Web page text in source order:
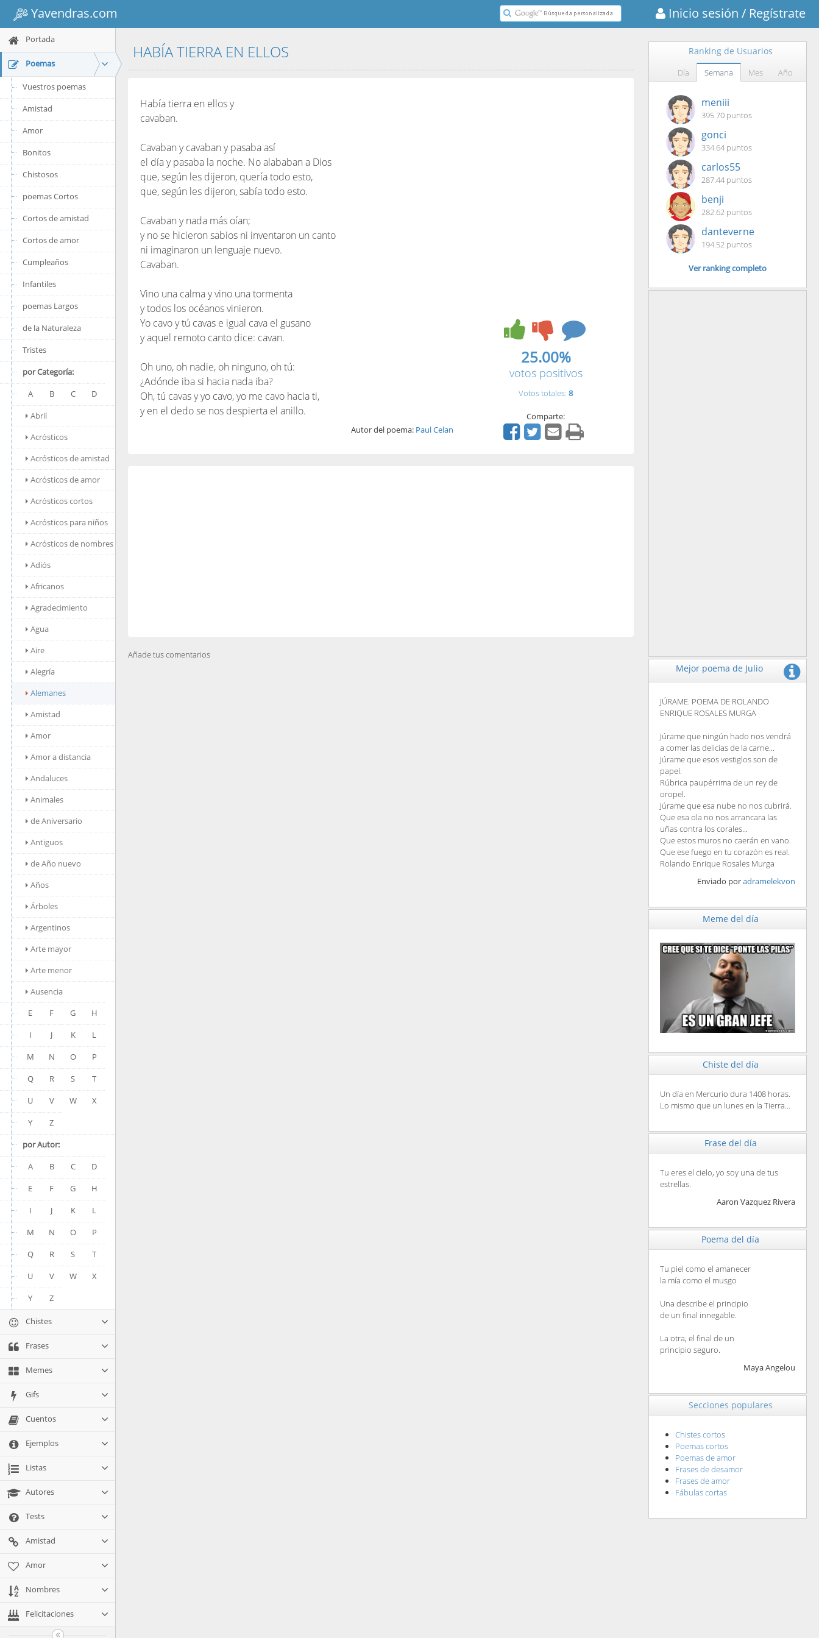
Yavendras.com Inicio sesión / Regístrate
Portada
Poemas
Vuestros poemas
Amistad
Amor
Bonitos
Chistosos
poemas Cortos
Cortos de amistad
Cortos de amor
Cumpleaños
Infantiles
poemas Largos
de la Naturaleza
Tristes
por Categoría:
A
B C
D
Abril
Acrósticos
Acrósticos de amistad
Acrósticos de amor
Acrósticos cortos
Acrósticos para niños
Acrósticos de nombres
Adiós
Africanos
Agradecimiento
Agua
Aire
Alegría
Alemanes
Amistad
Amor
Amor a distancia
Andaluces
Animales
de Aniversario
Antiguos
de Año nuevo
Años
Árboles
Argentinos
Arte mayor
Arte menor
Ausencia
E
F G
H
I
J K
L
M
N O
P
Q
R S
T
U
V W
X
Y
Z
por Autor:
A
B C
D
E
F G
H
I
J K
L
M
N O
P
Q
R S
T
U
V W
X
Y
Z
Chistes
Frases
Memes
Gifs
Cuentos
Ejemplos
Listas
Autores
Tests
Amistad
Amor
Nombres
Felicitaciones
HABÍA TIERRA EN ELLOS
Había tierra en ellos y
cavaban.
Cavaban y cavaban y pasaba así
el día y pasaba la noche. No alababan a Dios
que, según les dijeron, quería todo esto,
que, según les dijeron, sabía todo esto.
Cavaban y nada más oían;
y no se hicieron sabios ni inventaron un canto
ni imaginaron un lenguaje nuevo.
Cavaban.
Vino una calma y vino una tormenta
y todos los océanos vinieron.
Yo cavo y tú cavas e igual cava el gusano
y aquel remoto canto dice: cavan.
Oh uno, oh nadie, oh ninguno, oh tú:
¿Adónde iba si hacia nada iba?
Oh, tú cavas y yo cavo, yo me cavo hacia ti,
y en el dedo se nos despierta el anillo.
Autor del poema: Paul Celan
25.00%
votos positivos
Votos totales: 8
Comparte:
Añade tus comentarios
Ranking de Usuarios
Día Semana Mes Año
meniii
395.70 puntos
gonci
334.64 puntos
carlos55
287.44 puntos
benji
282.62 puntos
danteverne
194.52 puntos
Ver ranking completo
Mejor poema de Julio
JÚRAME. POEMA DE ROLANDO
ENRIQUE ROSALES MURGA
Júrame que ningún hado nos vendrá
a comer las delicias de la carne...
Júrame que esos vestiglos son de
papel.
Rúbrica paupérrima de un rey de
oropel.
Júrame que esa nube no nos cubrirá.
Que esa ola no nos arrancara las
uñas contra los corales...
Que estos muros no caerán en vano.
Que ese fuego en tu corazón es real.
Rolando Enrique Rosales Murga
Enviado poradramelekvon
Meme del día
Chiste del día
Un día en Mercurio dura 1408 horas.
Lo mismo que un lunes en la Tierra...
Frase del día
Tu eres el cielo, yo soy una de tus
estrellas.
Aaron Vazquez Rivera
Poema del día
Tu piel como el amanecer
la mía como el musgo
Una describe el principio
de un final innegable.
La otra, el final de un
principio seguro.
Maya Angelou
Secciones populares
Chistes cortos
Poemas cortos
Poemas de amor
Frases de desamor
Frases de amor
Fábulas cortas